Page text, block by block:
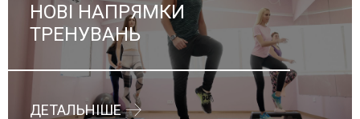
НОВІ НАПРЯМКИ
ТРЕНУВАНЬ
ДЕТАЛЬНІШЕ